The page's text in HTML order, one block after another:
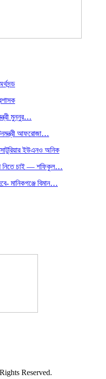
মুন্নুর…
আফরোজা…
ইউএনও অনিক
নিতে চাই — শফিকুল…
মানিকগঞ্জে বিমান…
Reserved.